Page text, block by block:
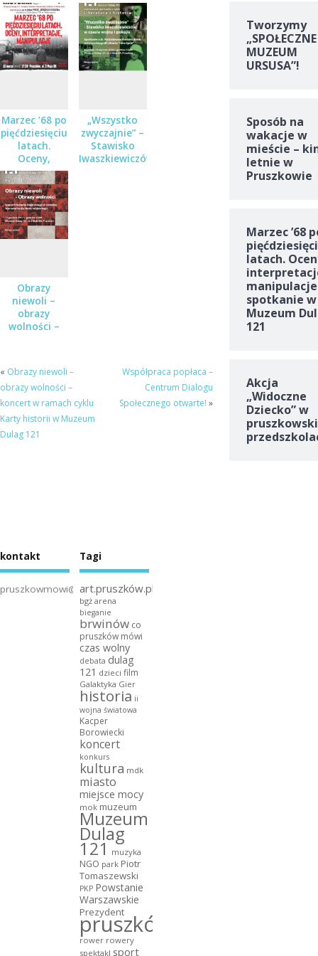
Marzec ’68 po
pięćdziesięciu
latach.
Oceny,
interpretacje,
manipulacje –
spotkanie w
Muzeum
Dulag 121
„Wszystko
zwyczajnie” –
Stawisko
Iwaszkiewiczów
Obrazy
niewoli –
obrazy
wolności –
Karty historii
w Muzeum
Dulag 121
« Obrazy niewoli –
obrazy wolności –
koncert w ramach cyklu
Karty historii w Muzeum
Dulag 121
Współpraca popłaca –
Centrum Dialogu
Społecznego otwarte! »
Tworzymy
„SPOŁECZNE
MUZEUM
URSUSA”!
Sposób na
wakacje w
mieście –
letnie w
Pruszkowie
Marzec ’68
latach.
spotkanie w
Muzeum
121
Akcja
„Widoczne
Dziecko” w
kontakt
pruszkowmowi@gmail.com
Tagi
art.pruszków.pl
bgż arena
bieganie
brwinów co
pruszków mówi
czas wolny
debata dulag
121 dzieci film
Galaktyka Gier
historia ii
wojna światowa
Kacper
Borowiecki
koncert
konkurs
kultura mdk
miasto
miejsce mocy
mok muzeum
Muzeum
Dulag
121 muzyka
NGO park Piotr
Tomaszewski
PKP Powstanie
Warszawskie
Prezydent
pruszków
rower rowery
spektakl sport